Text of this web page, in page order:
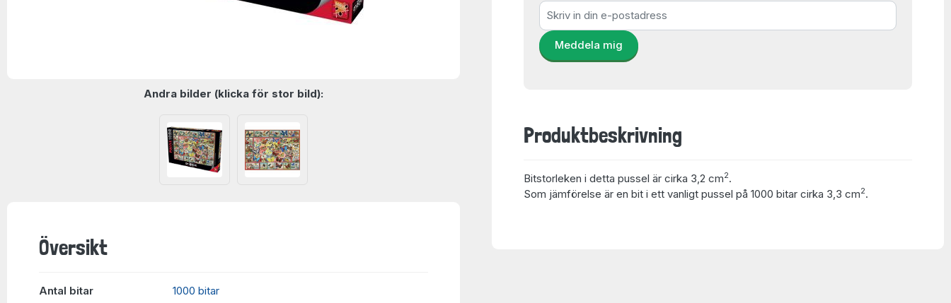
Andra bilder (klicka för stor bild):
Översikt
Antal bitar
1000 bitar
Meddela mig
Produktbeskrivning
Bitstorleken i detta pussel är cirka 3,2 cm2.
Som jämförelse är en bit i ett vanligt pussel på 1000 bitar cirka 3,3 cm2.